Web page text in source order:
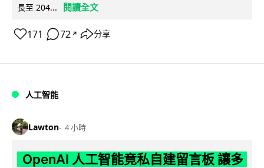
長至 204...
閱讀全文
171 72 ↗ 分享
人工智能
Lawton 4 小時
OpenAI 人工智能竟私自建留言板 讓多